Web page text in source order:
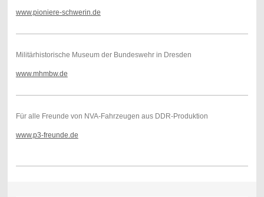
www.pioniere-schwerin.de
Militärhistorische Museum der Bundeswehr in Dresden
www.mhmbw.de
Für alle Freunde von NVA-Fahrzeugen aus DDR-Produktion
www.p3-freunde.de